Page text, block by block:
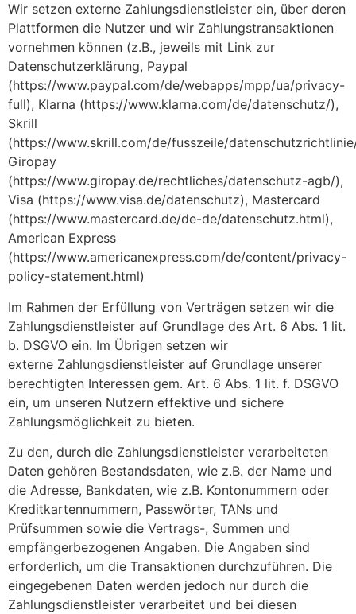
Wir setzen externe Zahlungsdienstleister ein, über deren
Plattformen die Nutzer und wir Zahlungstransaktionen
vornehmen können (z.B., jeweils mit Link zur
Datenschutzerklärung, Paypal
(https://www.paypal.com/de/webapps/mpp/ua/privacy-
full), Klarna (https://www.klarna.com/de/datenschutz/),
Skrill
(https://www.skrill.com/de/fusszeile/
Giropay
(https://www.giropay.de/rechtliches/datenschutz-agb/),
Visa (https://www.visa.de/datenschutz), Mastercard
(https://www.mastercard.de/de-de/datenschutz.html),
American Express
(https://www.americanexpress.com/de/content/privacy-
policy-statement.html)
Im Rahmen der Erfüllung von Verträgen setzen wir die
Zahlungsdienstleister auf Grundlage des Art. 6 Abs. 1 lit.
b. DSGVO ein. Im Übrigen setzen wir
externe Zahlungsdienstleister auf Grundlage unserer
berechtigten Interessen gem. Art. 6 Abs. 1 lit. f. DSGVO
ein, um unseren Nutzern effektive und sichere
Zahlungsmöglichkeit zu bieten.
Zu den, durch die Zahlungsdienstleister verarbeiteten
Daten gehören Bestandsdaten, wie z.B. der Name und
die Adresse, Bankdaten, wie z.B. Kontonummern oder
Kreditkartennummern, Passwörter, TANs und
Prüfsummen sowie die Vertrags-, Summen und
empfängerbezogenen Angaben. Die Angaben sind
erforderlich, um die Transaktionen durchzuführen. Die
eingegebenen Daten werden jedoch nur durch die
Zahlungsdienstleister verarbeitet und bei diesen